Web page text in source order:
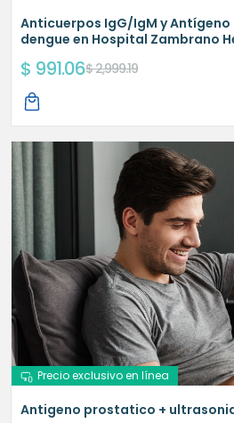
Anticuerpos IgG/IgM y Antígeno
dengue en Hospital Zambrano
$ 991.06$ 2,999.19
Precio exclusivo en línea
Antigeno prostatico +